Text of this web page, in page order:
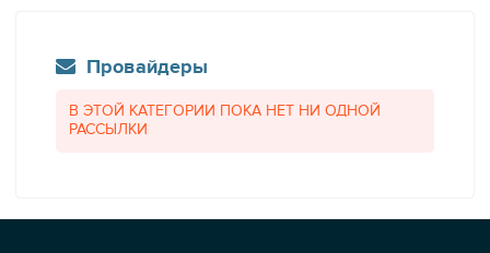
Провайдеры
В ЭТОЙ КАТЕГОРИИ ПОКА НЕТ НИ ОДНОЙ
РАССЫЛКИ